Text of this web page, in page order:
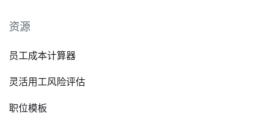
资源
员工成本计算器
灵活用工风险评估
职位模板